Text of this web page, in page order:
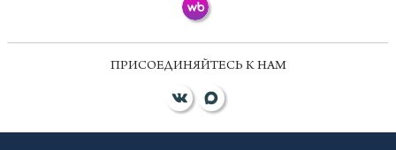
ПРИСОЕДИНЯЙТЕСЬ К НАМ